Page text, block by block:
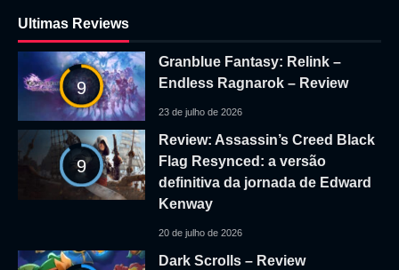
Ultimas Reviews
9
Granblue Fantasy: Relink –
Endless Ragnarok – Review
23 de julho de 2026
9
Review: Assassin’s Creed Black
Flag Resynced: a versão
definitiva da jornada de Edward
Kenway
20 de julho de 2026
Dark Scrolls – Review